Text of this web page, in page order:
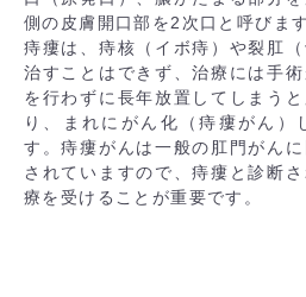
側の皮膚開口部を2次口と呼びます
痔瘻は、痔核（イボ痔）や裂肛
治すことはできず、治療には手
を行わずに長年放置してしまう
り、まれにがん化（痔瘻がん）
す。痔瘻がんは一般の肛門がん
されていますので、痔瘻と診断
療を受けることが重要です。